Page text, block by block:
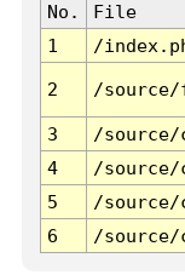
No. File
1
/
2 /
3 /
4
/
5
/
6
/